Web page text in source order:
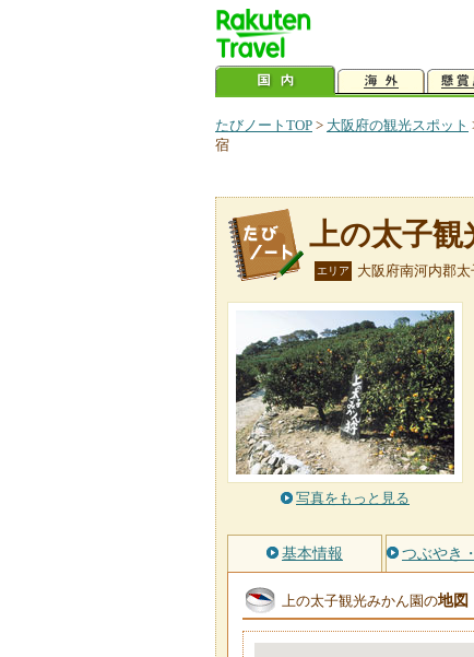
たびノートTOP > 大阪府の観光スポット
宿
上の太子観
エリア 大阪府南河内郡太
写真をもっと見る
基本情報 つぶやき
上の太子観光みかん園の地図